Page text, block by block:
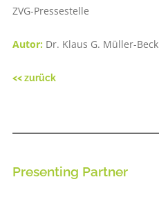
ZVG-Pressestelle
Autor: Dr. Klaus G. Müller-Beck
<< zurück
Presenting Partner